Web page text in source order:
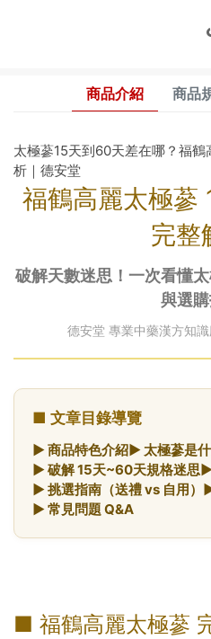
商品介紹 商品
太極蔘15天到60天差在哪？福
析｜德安堂
福鶴高麗太極蔘
完整
破解天數迷思！一次看懂
與選
德安堂 專業中藥漢方知
■ 文章目錄導覽
► 商品特色介紹► 太極蔘是
► 破解 15天~60天規格迷思
► 挑選指南（送禮 vs 自用）
► 常見問題 Q&A
■ 福鶴高麗太極蔘